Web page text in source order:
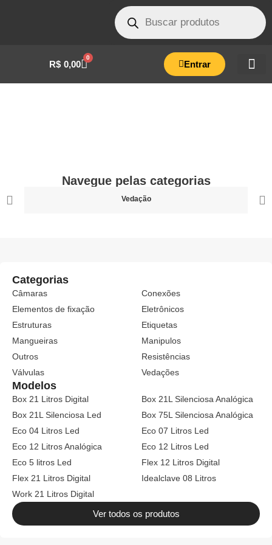
R$ 0,00
0
Entrar
Litros
Digital
Navegue pelas categorias
Vedação
Categorias
Câmaras
Conexões
Elementos de fixação
Eletrônicos
Estruturas
Etiquetas
Mangueiras
Manipulos
Outros
Resistências
Válvulas
Vedações
Modelos
Box 21 Litros Digital
Box 21L Silenciosa Analógica
Box 21L Silenciosa Led
Box 75L Silenciosa Analógica
Eco 04 Litros Led
Eco 07 Litros Led
Eco 12 Litros Analógica
Eco 12 Litros Led
Eco 5 litros Led
Flex 12 Litros Digital
Flex 21 Litros Digital
Idealclave 08 Litros
Work 21 Litros Digital
Ver todos os produtos